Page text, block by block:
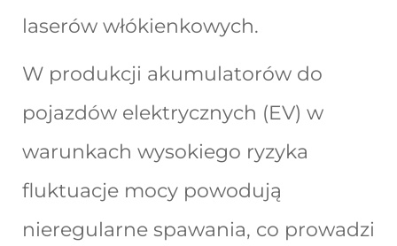
laserów włókienkowych.
W produkcji akumulatorów do
pojazdów elektrycznych (EV) w
warunkach wysokiego ryzyka
fluktuacje mocy powodują
nieregularne spawania, co prowadzi